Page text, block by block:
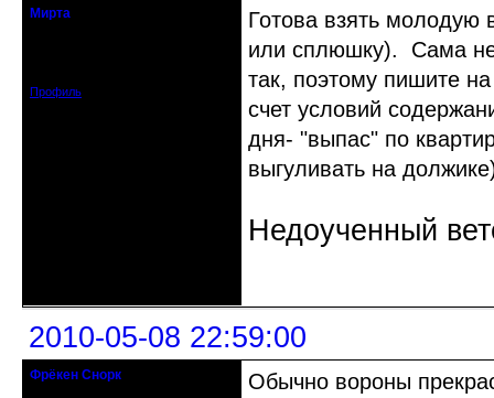
Мирта
Профиль
Готова взять молодую
или сплюшку). Сама не
так, поэтому пишите
счет условий
дня- "выпас" по
выгуливать на
Недоученный
2010-05-08 22:59:00
Фрёкен Снорк
Обычно вороны